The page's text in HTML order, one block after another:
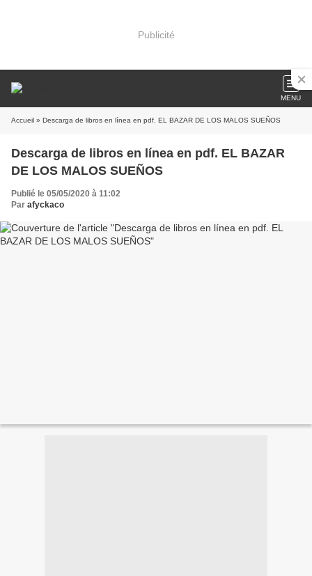
Publicité
MENU
Accueil » Descarga de libros en línea en pdf. EL BAZAR DE LOS MALOS SUEÑOS
Descarga de libros en línea en pdf. EL BAZAR
DE LOS MALOS SUEÑOS
Publié le 05/05/2020 à 11:02
Par afyckaco